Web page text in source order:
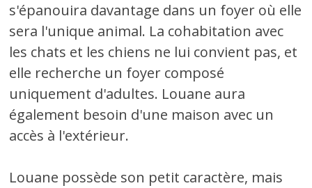
s'épanouira davantage dans un foyer où elle
sera l'unique animal. La cohabitation avec
les chats et les chiens ne lui convient pas, et
elle recherche un foyer composé
uniquement d'adultes. Louane aura
également besoin d'une maison avec un
accès à l'extérieur.
Louane possède son petit caractère, mais